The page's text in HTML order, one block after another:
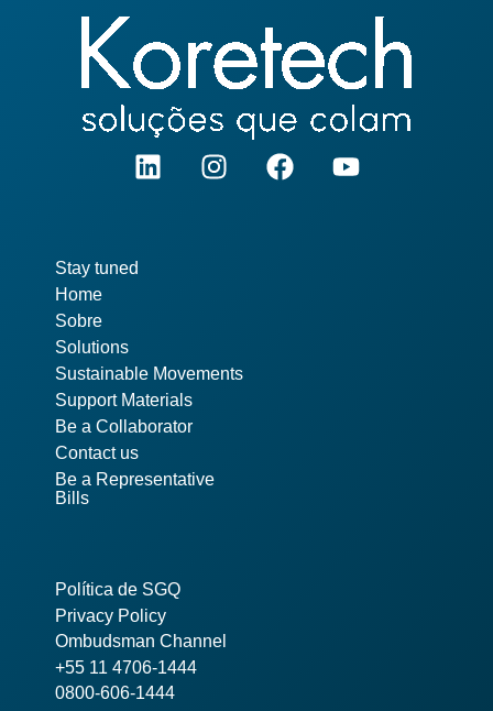
Stay tuned
Home
Sobre
Solutions
Sustainable Movements
Support Materials
Be a Collaborator
Contact us
Be a Representative
Bills
Política de SGQ
Privacy Policy
Ombudsman Channel
+55 11 4706-1444
0800-606-1444